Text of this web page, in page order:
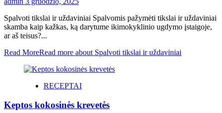
Spalvoti tikslai ir uždaviniai Spalvomis pažymėti tikslai ir uždaviniai
skamba kaip kažkas, ką darytume ikimokyklinio ugdymo įstaigoje,
ar aš teisus?...
Read MoreRead more about Spalvoti tikslai ir uždaviniai
RECEPTAI
Keptos kokosinės krevetės